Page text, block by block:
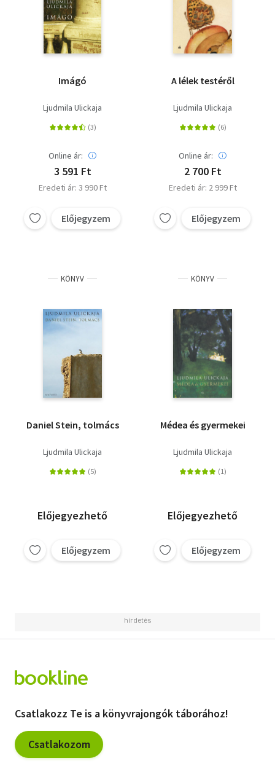
Imágó
Ljudmila Ulickaja
Online ár:
3 591 Ft
Eredeti ár: 3 990 Ft
Előjegyzem
A lélek testéről
Ljudmila Ulickaja
Online ár:
2 700 Ft
Eredeti ár: 2 999 Ft
Előjegyzem
KÖNYV
Daniel Stein, tolmács
Ljudmila Ulickaja
Előjegyezhető
Előjegyzem
KÖNYV
Médea és gyermekei
Ljudmila Ulickaja
Előjegyezhető
Előjegyzem
Csatlakozz Te is a könyvrajongók táborához!
Csatlakozom